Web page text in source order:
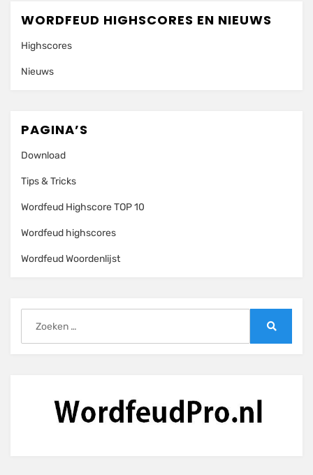
WORDFEUD HIGHSCORES EN NIEUWS
Highscores
Nieuws
PAGINA’S
Download
Tips & Tricks
Wordfeud Highscore TOP 10
Wordfeud highscores
Wordfeud Woordenlijst
naar: